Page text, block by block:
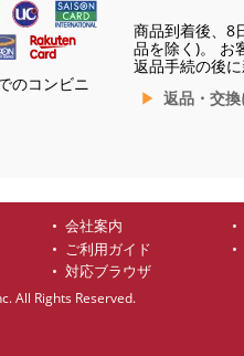
のコンビニ
商品到着後、8
品を除く)。 お
返品手続の後に
返品・交
会社案内
ご利用ガイド
対応ブラウザ
All Rights Reserved.